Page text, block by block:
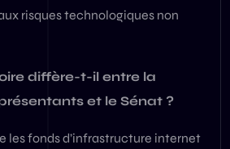
risques technologiques non
diffère-t-il entre la
et le Sénat ?
les fonds d’infrastructure internet